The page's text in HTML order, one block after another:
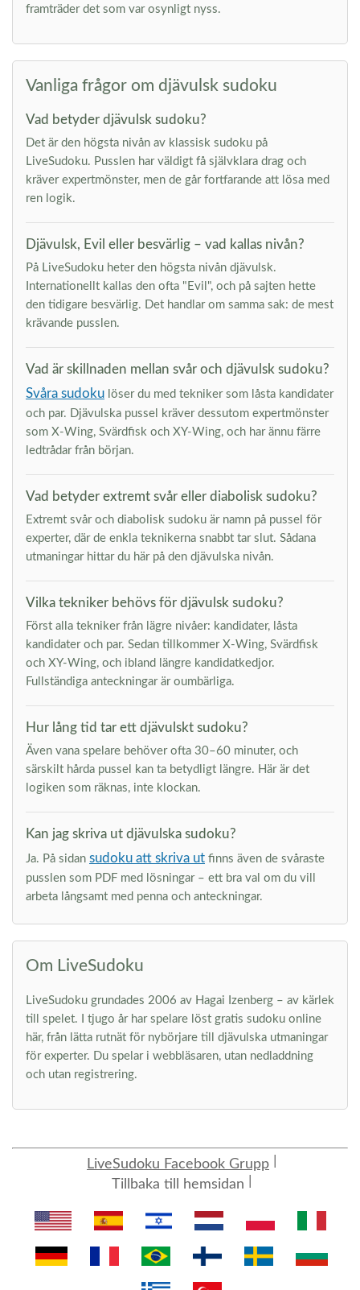
framträder det som var osynligt nyss.
Vanliga frågor om djävulsk sudoku
Vad betyder djävulsk sudoku?
Det är den högsta nivån av klassisk sudoku på
LiveSudoku. Pusslen har väldigt få självklara drag och
kräver expertmönster, men de går fortfarande att lösa med
ren logik.
Djävulsk, Evil eller besvärlig – vad kallas nivån?
På LiveSudoku heter den högsta nivån djävulsk.
Internationellt kallas den ofta "Evil", och på sajten hette
den tidigare besvärlig. Det handlar om samma sak: de mest
krävande pusslen.
Vad är skillnaden mellan svår och djävulsk sudoku?
Svåra sudoku löser du med tekniker som låsta kandidater
och par. Djävulska pussel kräver dessutom expertmönster
som X-Wing, Svärdfisk och XY-Wing, och har ännu färre
ledtrådar från början.
Vad betyder extremt svår eller diabolisk sudoku?
Extremt svår och diabolisk sudoku är namn på pussel för
experter, där de enkla teknikerna snabbt tar slut. Sådana
utmaningar hittar du här på den djävulska nivån.
Vilka tekniker behövs för djävulsk sudoku?
Först alla tekniker från lägre nivåer: kandidater, låsta
kandidater och par. Sedan tillkommer X-Wing, Svärdfisk
och XY-Wing, och ibland längre kandidatkedjor.
Fullständiga anteckningar är oumbärliga.
Hur lång tid tar ett djävulskt sudoku?
Även vana spelare behöver ofta 30–60 minuter, och
särskilt hårda pussel kan ta betydligt längre. Här är det
logiken som räknas, inte klockan.
Kan jag skriva ut djävulska sudoku?
Ja. På sidan sudoku att skriva ut finns även de svåraste
pusslen som PDF med lösningar – ett bra val om du vill
arbeta långsamt med penna och anteckningar.
Om LiveSudoku
LiveSudoku grundades 2006 av Hagai Izenberg – av kärlek
till spelet. I tjugo år har spelare löst gratis sudoku online
här, från lätta rutnät för nybörjare till djävulska utmaningar
för experter. Du spelar i webbläsaren, utan nedladdning
och utan registrering.
LiveSudoku Facebook Grupp
Tillbaka till hemsidan